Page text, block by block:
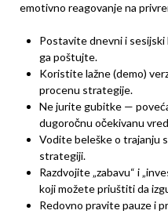
emotivno reagovanje na
Postavite dnevni i
ga poštujte.
Koristite lažne (demo)
procenu strategije.
Ne jurite gubitke —
dugoročnu očekivanu
Vodite beleške o trajanju
strategiji.
Razdvojite „zabavu“ i
koji možete priuštiti da
Redovno pravite pauze i